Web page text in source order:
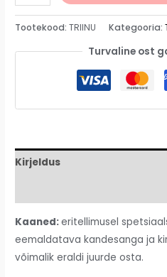
Tootekood:TRIINU Kategooria:
Turvaline ost
Kirjeldus
Kaaned:eritellimusel
eemaldatava kandesanga ja
võimalik eraldi juurde osta.